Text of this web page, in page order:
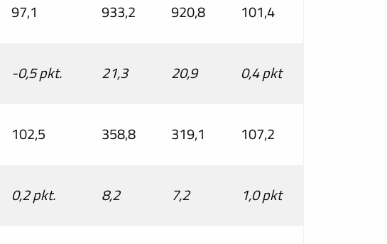
97,1 933,2 920,8 101,4
-0,5 pkt. 21,3 20,9 0,4 pkt
102,5 358,8 319,1 107,2
0,2 pkt. 8,2 7,2 1,0 pkt